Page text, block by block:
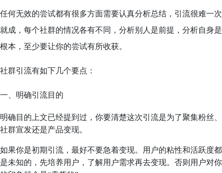
任何无效的尝试都有很多方面需要认真分析总结，引流很难一次
就成，每个社群的情况各有不同，分析别人是前提，分析自身是
根本，至少要让你的尝试有所收获。
社群引流有如下几个要点：
一、明确引流目的
明确目的上文已经提到过，你要清楚这次引流是为了聚集粉丝、
社群宣发还是产品变现。
如果你是初期引流，最好不要急着变现。用户的粘性和活跃度都
是未知的，先培养用户，了解用户需求再去变现。否则用户对你